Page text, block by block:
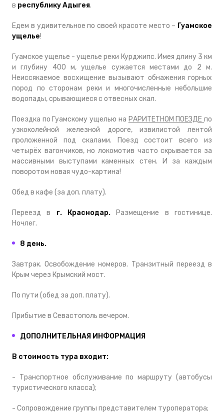
в республику Адыгея.
Едем в удивительное по своей красоте место – Гуамское
ущелье!
Гуамское ущелье - ущелье реки Курджипс. Имея длину 3 км
и глубину 400 м, ущелье сужается местами до 2 м.
Неиссякаемое восхищение вызывают обнажения горных
пород по сторонам реки и многочисленные небольшие
водопады, срывающиеся с отвесных скал.
Поездка по Гуамскому ущелью на РАРИТЕТНОМ ПОЕЗДЕпо
узкоколейной железной дороге, извилистой лентой
проложенной под скалами. Поезд состоит всего из
четырёх вагончиков, но локомотив часто скрывается за
массивными выступами каменных стен. И за каждым
поворотом новая чудо-картина!
Обед в кафе (за доп. плату).
Переезд в г. Краснодар. Размещение в гостинице.
Ночлег.
8 день.
Завтрак. Освобождение номеров. Транзитный переезд в
Крым через Крымский мост.
По пути (обед за доп. плату).
Прибытие в Севастополь вечером.
ДОПОЛНИТЕЛЬНАЯ ИНФОРМАЦИЯ
В стоимость тура входит:
- Транспортное обслуживание по маршруту (автобусы
туристического класса);
- Сопровождение группы представителем туроператора;